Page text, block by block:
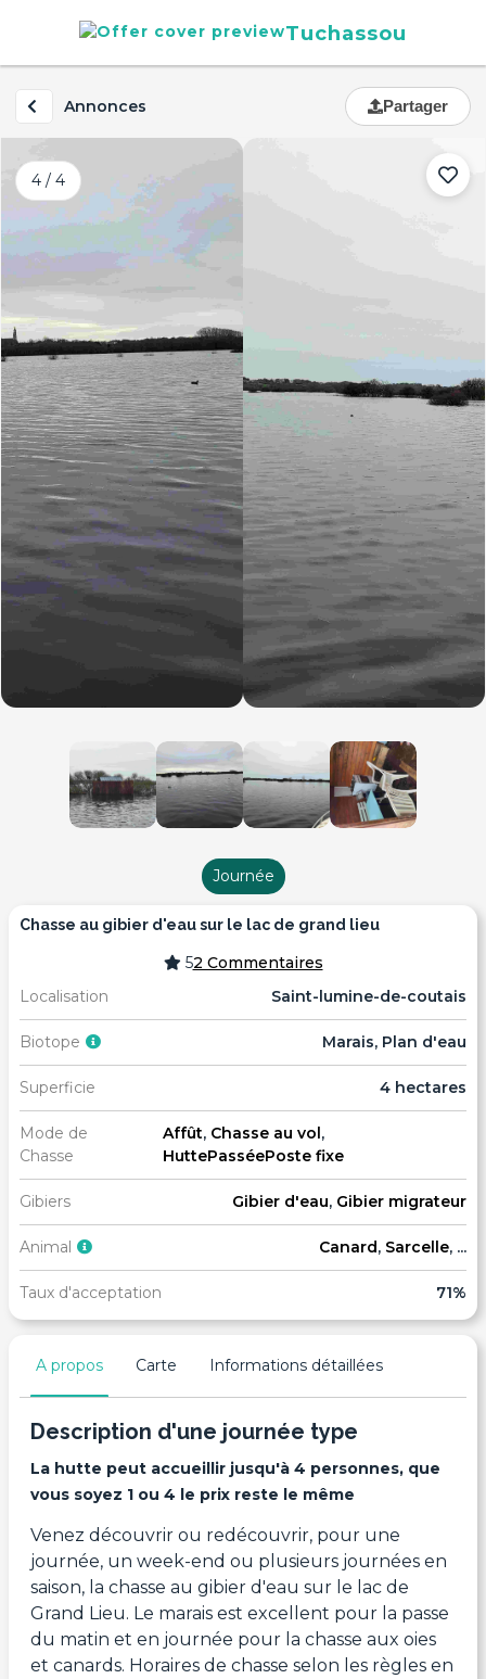
Tuchassou
Annonces Partager
4 / 4
Journée
chasse au gibier d'eau sur le lac de grand lieu
52 Commentaires
Localisation
Saint-lumine-de-coutais
Biotope Marais, Plan d'eau
Superficie 4 hectares
Mode de
Chasse
Affût, Chasse au vol,
HuttePasséePoste fixe
Gibiers Gibier d'eau, Gibier migrateur
Animal Canard, Sarcelle, ...
Taux d'acceptation 71%
A propos Carte Informations détaillées
Description d'une journée type
La hutte peut accueillir jusqu'à 4 personnes, que
vous soyez 1 ou 4 le prix reste le même
Venez découvrir ou redécouvrir, pour une
journée, un week-end ou plusieurs journées en
saison, la chasse au gibier d'eau sur le lac de
Grand Lieu. Le marais est excellent pour la passe
du matin et en journée pour la chasse aux oies
et canards. Horaires de chasse selon les règles en